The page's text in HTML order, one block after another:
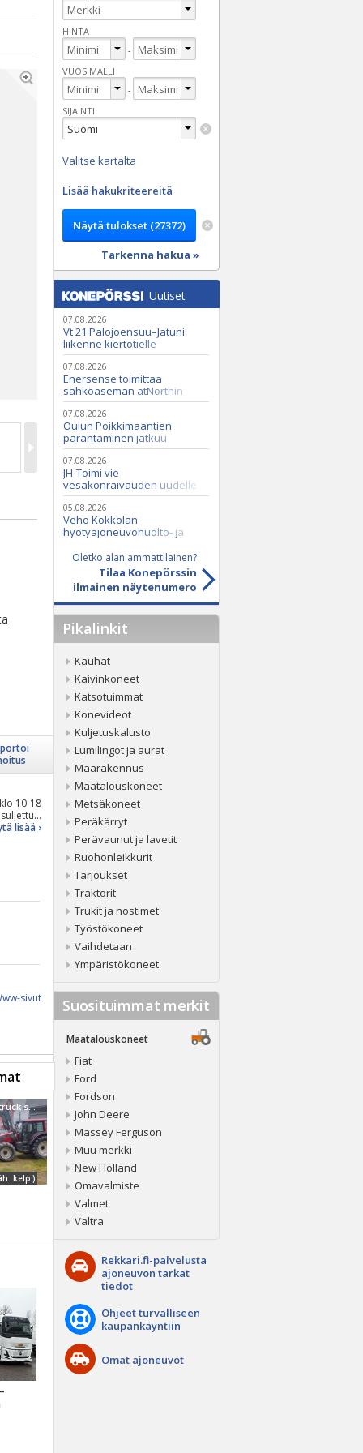
10-18
lisää ›
sivut
Valtra Power truck show kaupoille
kelp.)
HINTA
-
VUOSIMALLI
-
SIJAINTI
Valitse kartalta
Lisää hakukriteereitä
Tarkenna hakua »
Uutiset
07.08.2026
Vt 21 Palojoensuu–Jatuni:
liikenne kiertotielle
Nunasjoen silloilla
07.08.2026
Enersense toimittaa
sähköaseman atNorthin
datakeskukseen
07.08.2026
Oulun Poikkimaantien
parantaminen jatkuu
07.08.2026
JH-Toimi vie
vesakonraivauden uudelle
tasolle Casen ja Seppi-
murskaimen avulla
05.08.2026
Veho Kokkolan
hyötyajoneuvohuolto- ja
Oy:lle lokakuussa
Oletko alan ammattilainen?
Tilaa Konepörssin
ilmainen näytenumero
Pikalinkit
Kauhat
Kaivinkoneet
Katsotuimmat
Konevideot
Kuljetuskalusto
Lumilingot ja aurat
Maarakennus
Maatalouskoneet
Metsäkoneet
Peräkärryt
Perävaunut ja lavetit
Ruohonleikkurit
Tarjoukset
Traktorit
Trukit ja nostimet
Työstökoneet
Vaihdetaan
Ympäristökoneet
Suosituimmat merkit
Maatalouskoneet
Fiat
Ford
Fordson
John Deere
Massey Ferguson
Muu merkki
New Holland
Omavalmiste
Valmet
Valtra
Rekkari.fi-palvelusta
ajoneuvon tarkat
tiedot
Ohjeet turvalliseen
kaupankäyntiin
Omat ajoneuvot